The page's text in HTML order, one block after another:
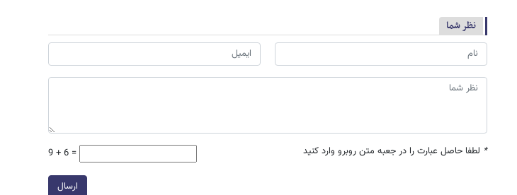
نظر شما
* لطفا حاصل عبارت را در جعبه متن روبرو وارد کنید 9 + 6 =
ارسال